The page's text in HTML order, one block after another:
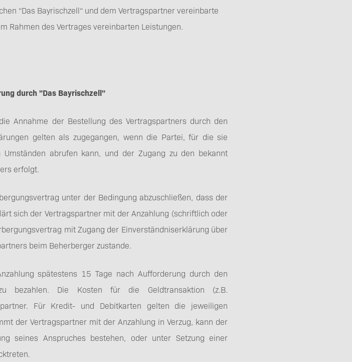
Direktbucher-Bonus
“Das Bayrischzell“ und dem Vertragspartner vereinbarte
Rahmen des Vertrages vereinbarten Leistungen.
durch "Das Bayrischzell"
Annahme der Bestellung des Vertragspartners durch den
gelten als zugegangen, wenn die Partei, für die sie
abrufen kann, und der Zugang zu den bekannt
erfolgt.
unter der Bedingung abzuschließen, dass der
sich der Vertragspartner mit der Anzahlung (schriftlich oder
mit Zugang der Einverständniserklärung über
beim Beherberger zustande.
spätestens 15 Tage nach Aufforderung durch den
bezahlen. Die Kosten für die Geldtransaktion (z.B.
Für Kredit- und Debitkarten gelten die jeweiligen
der Vertragspartner mit der Anzahlung in Verzug, kann der
seines Anspruches bestehen, oder unter Setzung einer